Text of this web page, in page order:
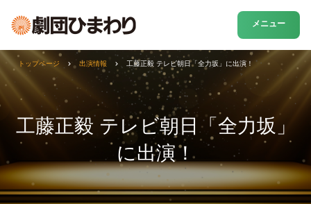
メニュー
工藤正毅 テレビ朝日「全力坂」
に出演！
トップページ 出演情報 工藤正毅 テレビ朝日「全力坂」に出演！